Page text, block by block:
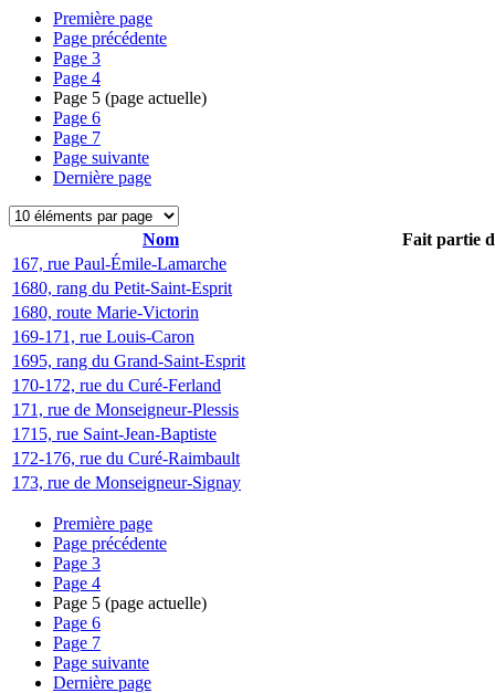
Première page
Page précédente
Page 3
Page 4
Page 5 (page actuelle)
Page 6
Page 7
Page suivante
Dernière page
Nom
Fait partie
167, rue Paul-Émile-Lamarche
1680, rang du Petit-Saint-Esprit
1680, route Marie-Victorin
169-171, rue Louis-Caron
1695, rang du Grand-Saint-Esprit
170-172, rue du Curé-Ferland
171, rue de Monseigneur-Plessis
1715, rue Saint-Jean-Baptiste
172-176, rue du Curé-Raimbault
173, rue de Monseigneur-Signay
Première page
Page précédente
Page 3
Page 4
Page 5 (page actuelle)
Page 6
Page 7
Page suivante
Dernière page